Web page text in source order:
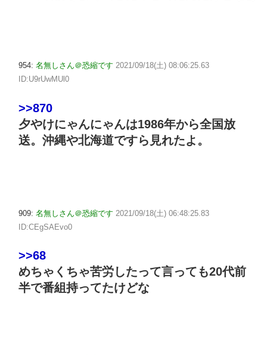
954: 名無しさん＠恐縮です 2021/09/18(土) 08:06:25.63
ID:U9rUwMUl0
>>870
夕やけにゃんにゃんは1986年から全国放
送。沖縄や北海道ですら見れたよ。
909: 名無しさん＠恐縮です 2021/09/18(土) 06:48:25.83
ID:CEgSAEvo0
>>68
めちゃくちゃ苦労したって言っても20代前
半で番組持ってたけどな